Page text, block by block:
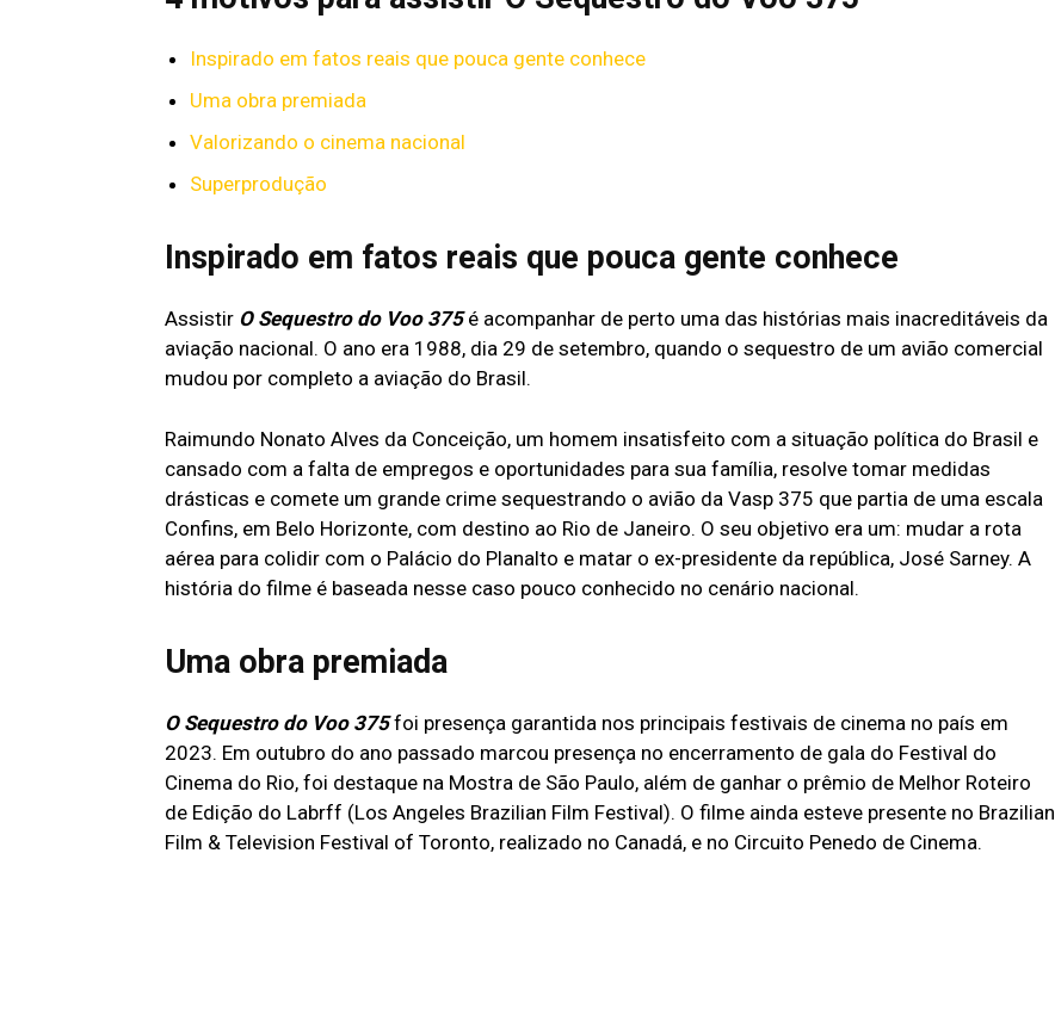
Inspirado em fatos reais que pouca gente conhece
Uma obra premiada
Valorizando o cinema nacional
Superprodução
Inspirado em fatos reais que pouca gente conhece
Assistir O Sequestro do Voo 375é acompanhar de perto uma das histórias mais inacreditáveis da
aviação nacional. O ano era 1988, dia 29 de setembro, quando o sequestro de um avião comercial
mudou por completo a aviação do Brasil.
Raimundo Nonato Alves da Conceição, um homem insatisfeito com a situação política do Brasil e
cansado com a falta de empregos e oportunidades para sua família, resolve tomar medidas
drásticas e comete um grande crime sequestrando o avião da Vasp 375 que partia de uma escala
Confins, em Belo Horizonte, com destino ao Rio de Janeiro. O seu objetivo era um: mudar a rota
aérea para colidir com o Palácio do Planalto e matar o ex-presidente da república, José Sarney. A
história do filme é baseada nesse caso pouco conhecido no cenário nacional.
Uma obra premiada
O Sequestro do Voo 375foi presença garantida nos principais festivais de cinema no país em
2023. Em outubro do ano passado marcou presença no encerramento de gala do Festival do
Cinema do Rio, foi destaque na Mostra de São Paulo, além de ganhar o prêmio de Melhor Roteiro
de Edição do Labrff (Los Angeles Brazilian Film Festival). O filme ainda esteve presente no Brazilian
Film & Television Festival of Toronto, realizado no Canadá, e no Circuito Penedo de Cinema.